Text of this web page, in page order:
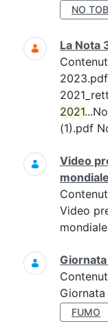
NO
La Nota
2021
(1).pdf
Video
Video
FUMO